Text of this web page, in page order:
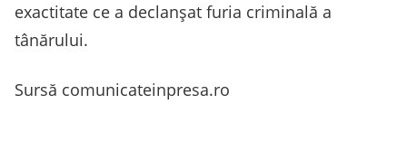
exactitate ce a declanșat furia criminală a
tânărului.
Sursă comunicateinpresa.ro